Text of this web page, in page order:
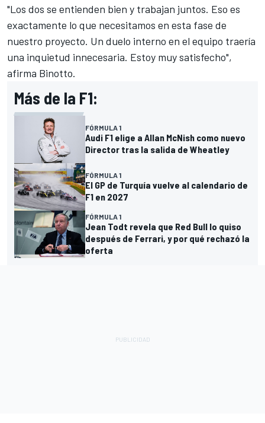
"Los dos se entienden bien y trabajan juntos. Eso es
exactamente lo que necesitamos en esta fase de
nuestro proyecto. Un duelo interno en el equipo traería
una inquietud innecesaria. Estoy muy satisfecho",
afirma Binotto.
Más de la F1:
FÓRMULA 1
Audi F1 elige a Allan McNish como nuevo
Director tras la salida de Wheatley
FÓRMULA 1
El GP de Turquía vuelve al calendario de
F1 en 2027
FÓRMULA 1
Jean Todt revela que Red Bull lo quiso
después de Ferrari, y por qué rechazó la
oferta